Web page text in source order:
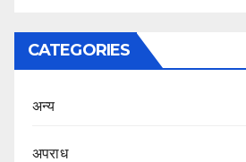
CATEGORIES
अन्य
अपराध